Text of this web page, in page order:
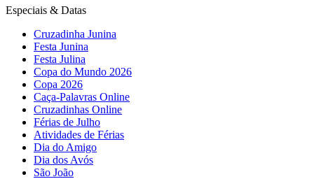
Especiais & Datas
Cruzadinha Junina
Festa Junina
Festa Julina
Copa do Mundo 2026
Copa 2026
Caça-Palavras Online
Cruzadinhas Online
Férias de Julho
Atividades de Férias
Dia do Amigo
Dia dos Avós
São João